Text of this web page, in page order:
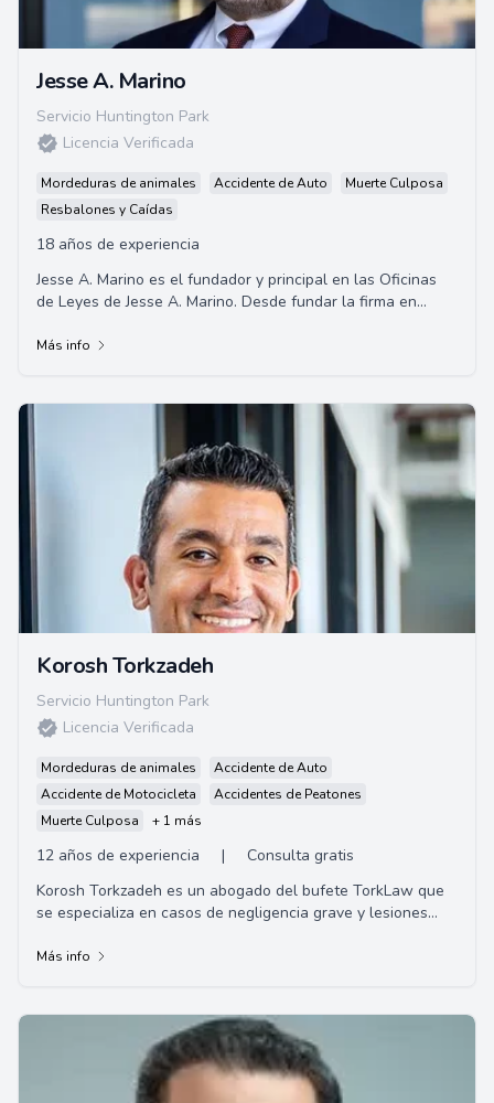
Jesse A. Marino
Servicio Huntington Park
Licencia Verificada
Mordeduras de animales Accidente de Auto
Muerte Culposa
Resbalones y Caídas
18 años de experiencia
Jesse A. Marino es el fundador y principal en las Oficinas
de Leyes de Jesse A. Marino. Desde fundar la firma en
Más info
Korosh Torkzadeh
Servicio Huntington Park
Licencia Verificada
Mordeduras de animales
Accidente de Auto
Accidente de Motocicleta
Accidentes de Peatones
Muerte Culposa
+ 1 más
12 años de experiencia |
Consulta gratis
Korosh Torkzadeh es un abogado del bufete TorkLaw que
se especializa en casos de negligencia grave y lesiones
Más info